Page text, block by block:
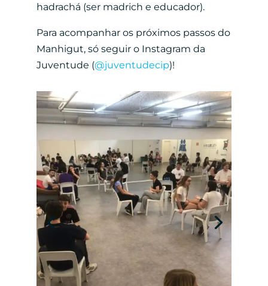
hadrachá (ser madrich e educador).
Para acompanhar os próximos passos do
Manhigut, só seguir o Instagram da
Juventude (@juventudecip)!